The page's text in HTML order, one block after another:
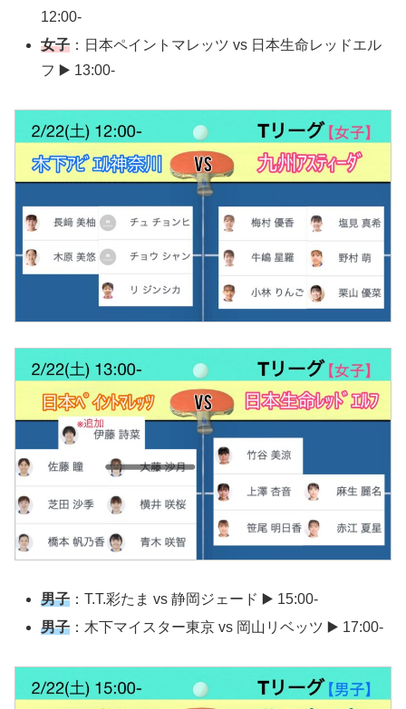
12:00-
女子 ：日本ペイントマレッツ vs 日本生命レッドエル
フ ▶️ 13:00-
男子 ：T.T.彩たま vs 静岡ジェード ▶️ 15:00-
男子 ：木下マイスター東京 vs 岡山リベッツ ▶️ 17:00-